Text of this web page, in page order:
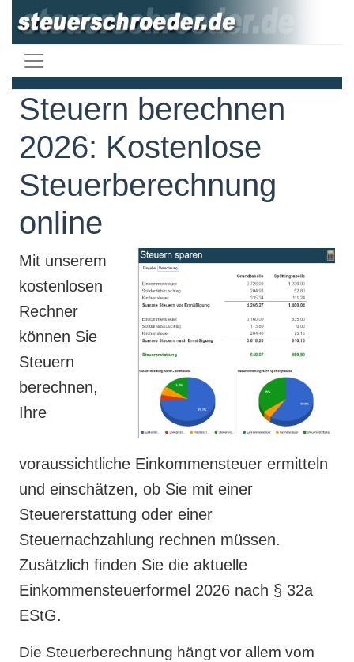
Steuern berechnen
2026: Kostenlose
Steuerberechnung
online
Mit unserem
kostenlosen
Rechner
können Sie
Steuern
berechnen,
Ihre
voraussichtliche Einkommensteuer ermitteln
und einschätzen, ob Sie mit einer
Steuererstattung oder einer
Steuernachzahlung rechnen müssen.
Zusätzlich finden Sie die aktuelle
Einkommensteuerformel 2026 nach § 32a
EStG.
Die Steuerberechnung hängt vor allem vom